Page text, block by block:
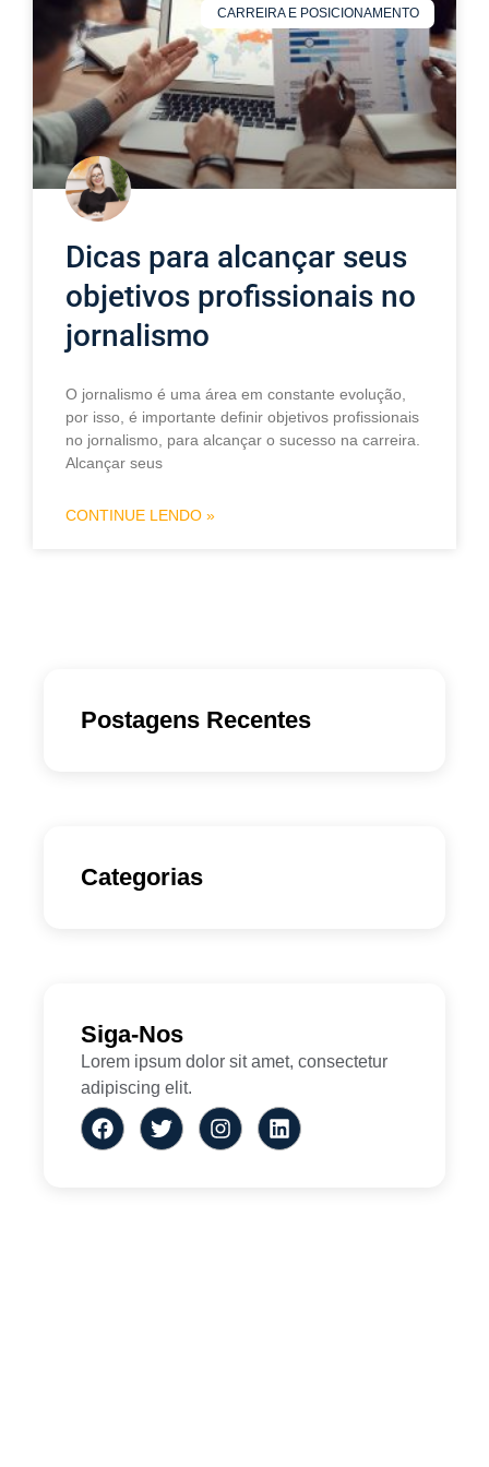
CARREIRA E POSICIONAMENTO
Dicas para alcançar seus
objetivos profissionais no
jornalismo
O jornalismo é uma área em constante evolução,
por isso, é importante definir objetivos profissionais
no jornalismo, para alcançar o sucesso na carreira.
Alcançar seus
CONTINUE LENDO »
Postagens Recentes
Categorias
Siga-Nos
Lorem ipsum dolor sit amet, consectetur
adipiscing elit.